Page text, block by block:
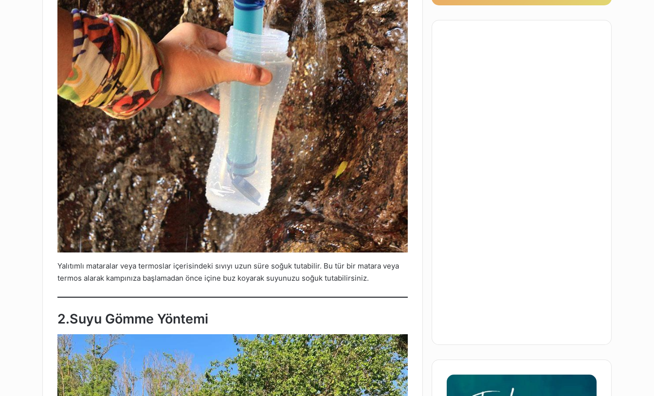
Yalıtımlı mataralar veya termoslar içerisindeki sıvıyı uzun süre soğuk tutabilir. Bu tür bir matara veya
termos alarak kampınıza başlamadan önce içine buz koyarak suyunuzu soğuk tutabilirsiniz.
2.Suyu Gömme Yöntemi